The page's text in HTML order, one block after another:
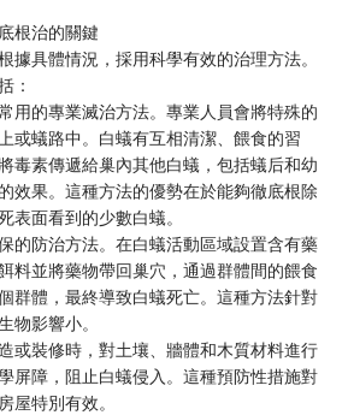
根治的關鍵
據具體情況，採用科學有效的治理方法。
：
用的專業滅治方法。專業人員會將特殊的
或蟻路中。白蟻有互相清潔、餵食的習
毒素傳遞給巢內其他白蟻，包括蟻后和幼
效果。這種方法的優勢在於能夠徹底根除
表面看到的少數白蟻。
的防治方法。在白蟻活動區域設置含有藥
料並將藥物帶回巢穴，通過群體間的餵食
群體，最終導致白蟻死亡。這種方法針對
物影響小。
或裝修時，對土壤、牆體和木質材料進行
屏障，阻止白蟻侵入。這種預防性措施對
屋特別有效。